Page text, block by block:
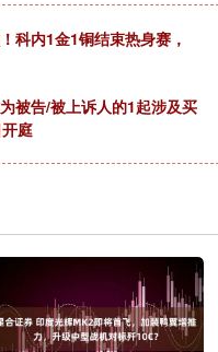
科内1金1铜结束热身赛，
被告/被上诉人的1起涉及买
庭